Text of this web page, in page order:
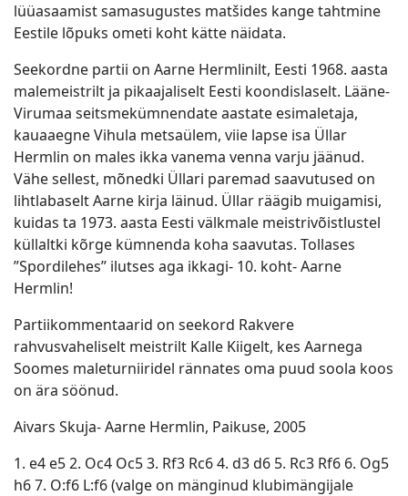
lüüasaamist samasugustes matšides kange tahtmine
Eestile lõpuks ometi koht kätte näidata.
Seekordne partii on Aarne Hermlinilt, Eesti 1968. aasta
malemeistrilt ja pikaajaliselt Eesti koondislaselt. Lääne-
Virumaa seitsmekümnendate aastate esimaletaja,
kauaaegne Vihula metsaülem, viie lapse isa Üllar
Hermlin on males ikka vanema venna varju jäänud.
Vähe sellest, mõnedki Üllari paremad saavutused on
lihtlabaselt Aarne kirja läinud. Üllar räägib muigamisi,
kuidas ta 1973. aasta Eesti välkmale meistrivõistlustel
küllaltki kõrge kümnenda koha saavutas. Tollases
”Spordilehes” ilutses aga ikkagi- 10. koht- Aarne
Hermlin!
Partiikommentaarid on seekord Rakvere
rahvusvaheliselt meistrilt Kalle Kiigelt, kes Aarnega
Soomes maleturniiridel rännates oma puud soola koos
on ära söönud.
Aivars Skuja- Aarne Hermlin, Paikuse, 2005
1. e4 e5 2. Oc4 Oc5 3. Rf3 Rc6 4. d3 d6 5. Rc3 Rf6 6. Og5
h6 7. O:f6 L:f6 (valge on mänginud klubimängijale